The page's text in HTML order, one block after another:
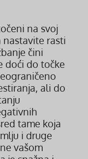
na svoj
nastavite rasti
čini
doći do točke
ali do
tame koja
i druge
vašom